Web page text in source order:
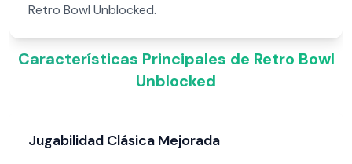
Retro Bowl Unblocked.
Características Principales de Retro Bowl
Unblocked
Jugabilidad Clásica Mejorada